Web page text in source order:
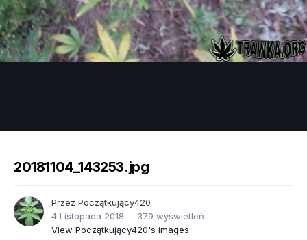
20181104_143253.jpg
Przez Początkujący420
4 Listopada 2018
379 wyświetleń
View Początkujący420's images